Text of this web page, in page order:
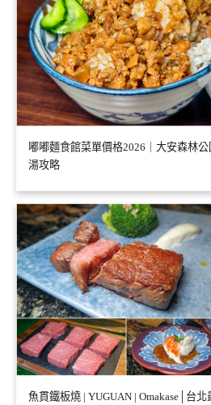
嘟嘟麵食館菜單價格2026｜大安森林
湯攻略
魚貫鐵板燒 | YUGUAN | Omakase│台